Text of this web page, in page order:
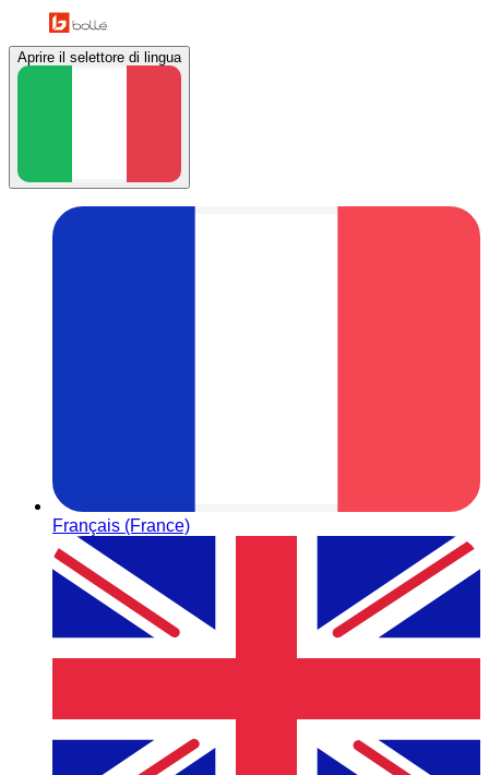
Aprire il selettore di lingua
Français (France)